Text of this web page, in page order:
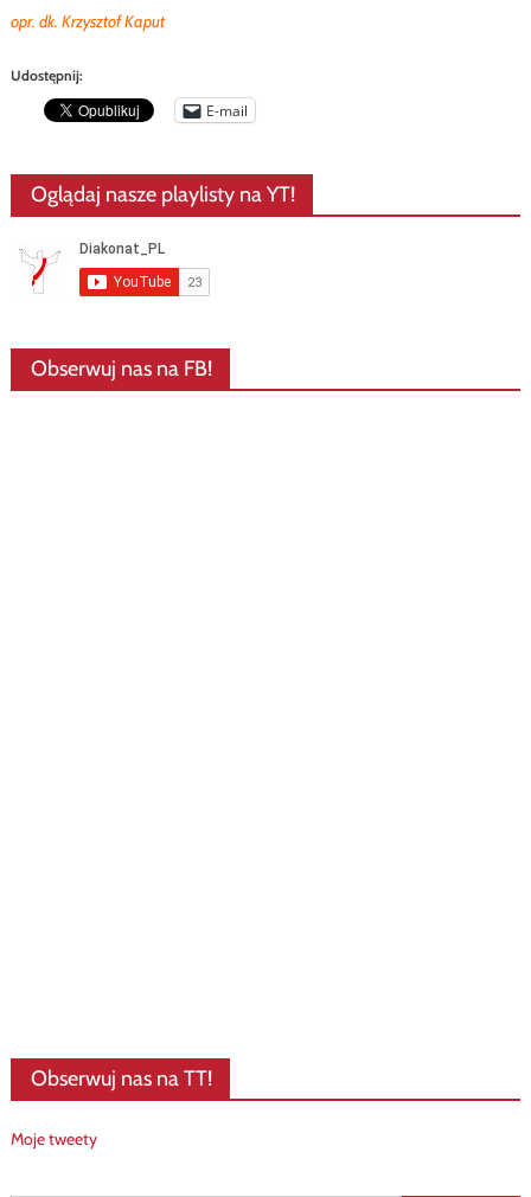
opr. dk. Krzysztof Kaput
Udostępnij:
E-mail
Oglądaj nasze playlisty na YT!
Obserwuj nas na FB!
Obserwuj nas na TT!
Moje tweety